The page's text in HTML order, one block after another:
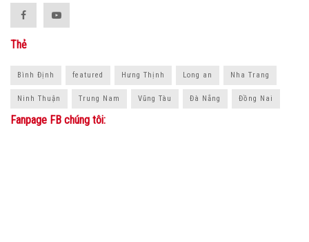
Thẻ
Bình Định featured Hưng Thịnh Long an Nha Trang
Ninh Thuận Trung Nam Vũng Tàu Đà Nẵng Đồng Nai
Fanpage FB chúng tôi: